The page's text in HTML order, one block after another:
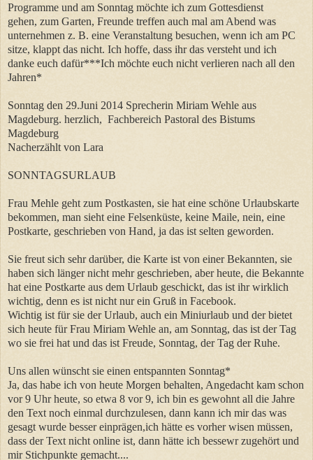
Programme und am Sonntag möchte ich zum Gottesdienst
gehen, zum Garten, Freunde treffen auch mal am Abend was
unternehmen z. B. eine Veranstaltung besuchen, wenn ich am PC
sitze, klappt das nicht. Ich hoffe, dass ihr das versteht und ich
danke euch dafür***Ich möchte euch nicht verlieren nach all den
Jahren*
Sonntag den 29.Juni 2014 Sprecherin Miriam Wehle aus
Magdeburg. herzlich, Fachbereich Pastoral des Bistums
Magdeburg
Nacherzählt von Lara
SONNTAGSURLAUB
Frau Mehle geht zum Postkasten, sie hat eine schöne Urlaubskarte
bekommen, man sieht eine Felsenküste, keine Maile, nein, eine
Postkarte, geschrieben von Hand, ja das ist selten geworden.
Sie freut sich sehr darüber, die Karte ist von einer Bekannten, sie
haben sich länger nicht mehr geschrieben, aber heute, die Bekannte
hat eine Postkarte aus dem Urlaub geschickt, das ist ihr wirklich
wichtig, denn es ist nicht nur ein Gruß in Facebook.
Wichtig ist für sie der Urlaub, auch ein Miniurlaub und der bietet
sich heute für Frau Miriam Wehle an, am Sonntag, das ist der Tag
wo sie frei hat und das ist Freude, Sonntag, der Tag der Ruhe.
Uns allen wünscht sie einen entspannten Sonntag*
Ja, das habe ich von heute Morgen behalten, Angedacht kam schon
vor 9 Uhr heute, so etwa 8 vor 9, ich bin es gewohnt all die Jahre
den Text noch einmal durchzulesen, dann kann ich mir das was
gesagt wurde besser einprägen,ich hätte es vorher wisen müssen,
dass der Text nicht online ist, dann hätte ich bessewr zugehört und
mir Stichpunkte gemacht....